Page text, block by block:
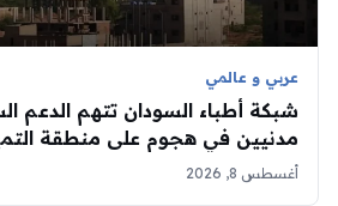
عربي و عالمي
مدنيين في هجوم على منطقة
أغسطس 8, 2026